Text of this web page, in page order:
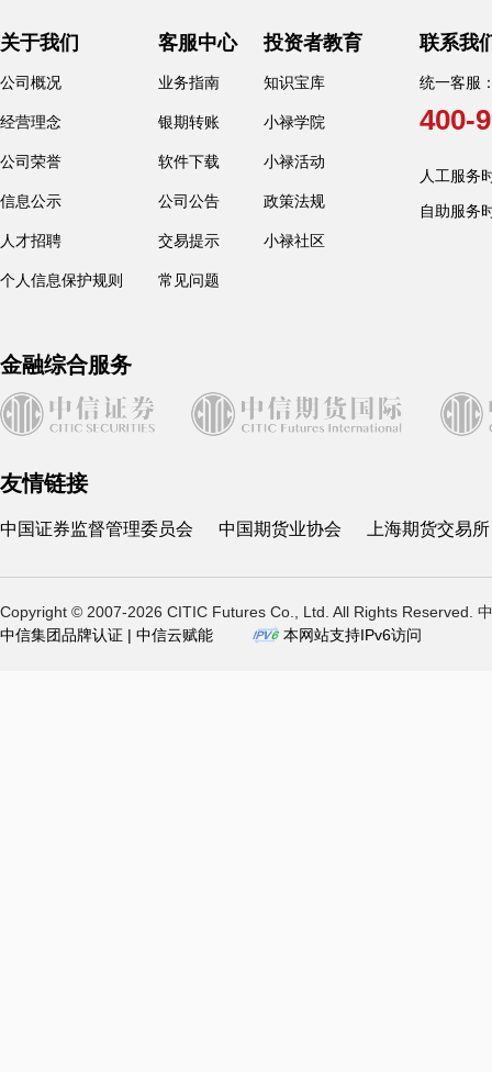
关于我们
公司概况
经营理念
公司荣誉
信息公示
人才招聘
个人信息保护规则
客服中心
业务指南
银期转账
软件下载
公司公告
交易提示
常见问题
投资者教育
知识宝库
小禄学院
小禄活动
政策法规
小禄社区
联系我
统一客服
400-
人工服务
自助服
金融综合服务
友情链接
中国证券监督管理委员会 中国期货业协会 上海期货交易所
Copyright © 2007-2026 CITIC Futures Co., Ltd. All Rights Reserved.
中信集团品牌认证 | 中信云赋能
本网站支持IPv6访问